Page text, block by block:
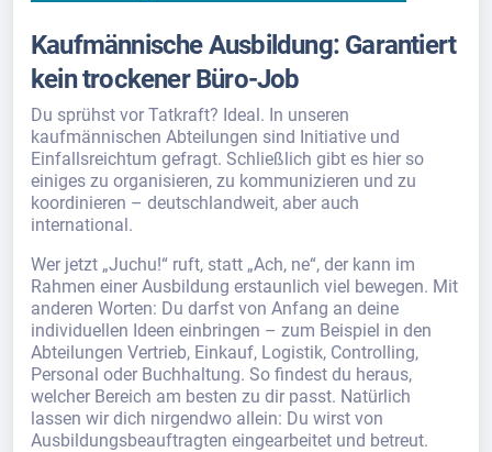
Kaufmännische Ausbildung: Garantiert
kein trockener Büro-Job
Du sprühst vor Tatkraft? Ideal. In unseren
kaufmännischen Abteilungen sind Initiative und
Einfallsreichtum gefragt. Schließlich gibt es hier so
einiges zu organisieren, zu kommunizieren und zu
koordinieren – deutschlandweit, aber auch
international.
Wer jetzt „Juchu!“ ruft, statt „Ach, ne“, der kann im
Rahmen einer Ausbildung erstaunlich viel bewegen. Mit
anderen Worten: Du darfst von Anfang an deine
individuellen Ideen einbringen – zum Beispiel in den
Abteilungen Vertrieb, Einkauf, Logistik, Controlling,
Personal oder Buchhaltung. So findest du heraus,
welcher Bereich am besten zu dir passt. Natürlich
lassen wir dich nirgendwo allein: Du wirst von
Ausbildungsbeauftragten eingearbeitet und betreut.